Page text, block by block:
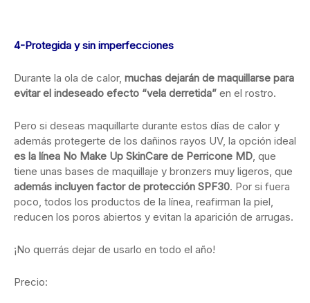
4-Protegida y sin imperfecciones
Durante la ola de calor, muchas dejarán de maquillarse para
evitar el indeseado efecto “vela derretida” en el rostro.
Pero si deseas maquillarte durante estos días de calor y
además protegerte de los dañinos rayos UV, la opción ideal
es la línea No Make Up SkinCare de Perricone MD, que
tiene unas bases de maquillaje y bronzers muy ligeros, que
además incluyen factor de protección SPF30. Por si fuera
poco, todos los productos de la línea, reafirman la piel,
reducen los poros abiertos y evitan la aparición de arrugas.
¡No querrás dejar de usarlo en todo el año!
Precio: